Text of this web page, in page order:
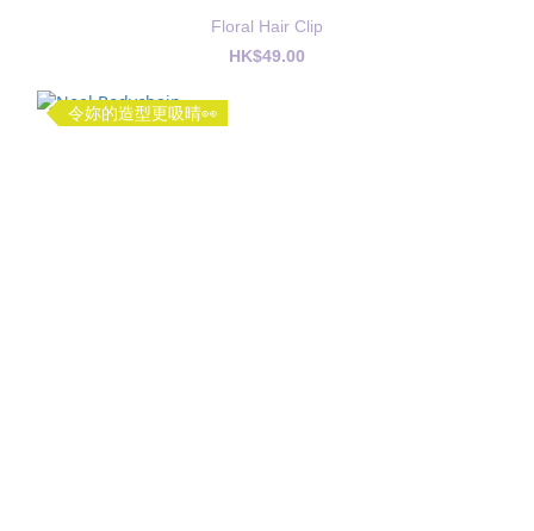
Floral Hair Clip
HK$49.00
令妳的造型更吸晴👀